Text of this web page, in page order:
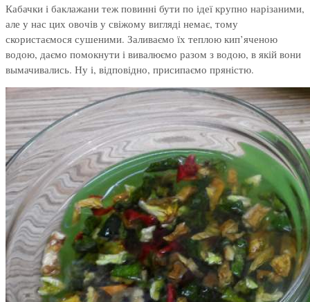
Кабачки і баклажани теж повинні бути по ідеї крупно нарізаними,
але у нас цих овочів у свіжому вигляді немає, тому
скористаємося сушеними. Заливаємо їх теплою кип’яченою
водою, даємо помокнути і вивалюємо разом з водою, в якій вони
вымачивались. Ну і, відповідно, присипаємо пряністю.